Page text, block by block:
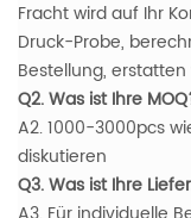
Fracht wird auf Ihr
Druck-Probe,
Bestellung,
Q2. Was ist Ihre
A2. 1000-3000pcs
diskutieren
Q3. Was ist Ihre